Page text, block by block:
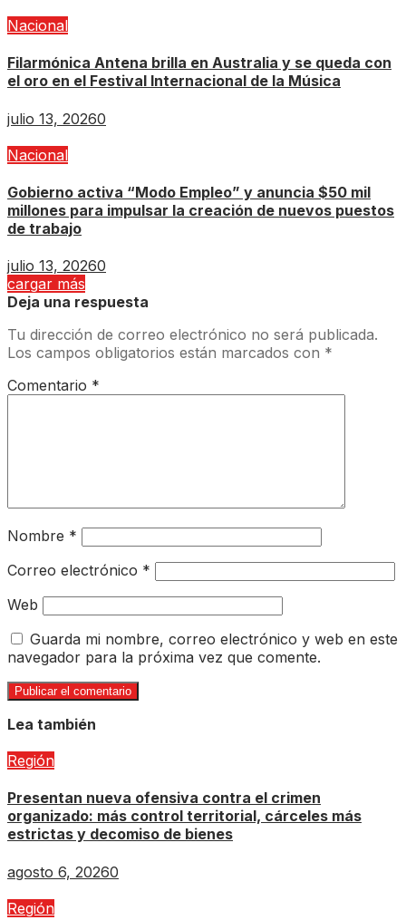
Nacional
Filarmónica Antena brilla en Australia y se queda con
el oro en el Festival Internacional de la Música
julio 13, 20260
Nacional
Gobierno activa “Modo Empleo” y anuncia $50 mil
millones para impulsar la creación de nuevos puestos
de trabajo
julio 13, 20260
cargar más
Deja una respuesta
Tu dirección de correo electrónico no será publicada.
Los campos obligatorios están marcados con *
Comentario *
Nombre *
Correo electrónico *
Web
Guarda mi nombre, correo electrónico y web en este
navegador para la próxima vez que comente.
Lea también
Región
Presentan nueva ofensiva contra el crimen
organizado: más control territorial, cárceles más
estrictas y decomiso de bienes
agosto 6, 20260
Región